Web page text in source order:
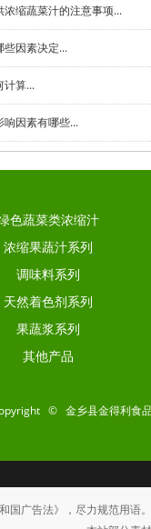
缩蔬菜汁的注意事项...
些因素决定...
计算...
因素有哪些...
色蔬菜类浓缩汁
浓缩果蔬汁系列
调味料系列
天然着色剂系列
果蔬浆系列
其他产品
© 金乡县金得利食
国广告法》，尽力规范用